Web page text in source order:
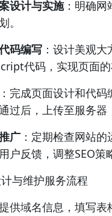
设计与实施：明确网
。
码编写 ：设计美观
代码，实现页面的
：完成页面设计和代
过后，上传至服务器
广 ：定期检查网站
户反馈，调整SEO策
与维护服务流程
提供域名信息，填写表